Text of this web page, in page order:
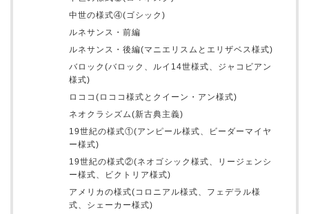
中世の様式④(ゴシック)
ルネサンス・前編
ルネサンス・後編(マニエリスムとエリザベス様式)
バロック(バロック、ルイ14世様式、ジャコビアン
様式)
ロココ(ロココ様式とクイーン・アン様式)
ネオクラシズム(新古典主義)
19世紀の様式①(アンピール様式、ビーダーマイヤ
ー様式)
19世紀の様式②(ネオゴシック様式、リージェンシ
ー様式、ビクトリア様式)
アメリカの様式(コロニアル様式、フェデラル様
式、シェーカー様式)